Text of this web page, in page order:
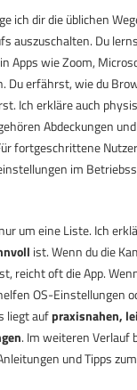
ich dir die üblichen
auszuschalten. Du
Apps wie Zoom,
Du erfährst, wie du
Ich erkläre auch
Abdeckungen
fortgeschrittene
im
um eine Liste. Ich
ist. Wenn du die
reicht oft die App.
OS-Einstellungen
liegt aufpraxisnahen,
. Im weiteren Verlauf
und Tipps zum